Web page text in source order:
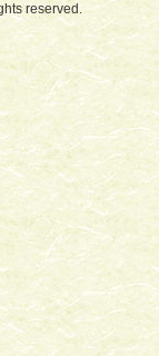
reserved.